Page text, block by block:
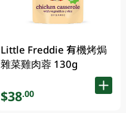
Little Freddie 有機烤焗
雜菜雞肉蓉 130g
$38.00